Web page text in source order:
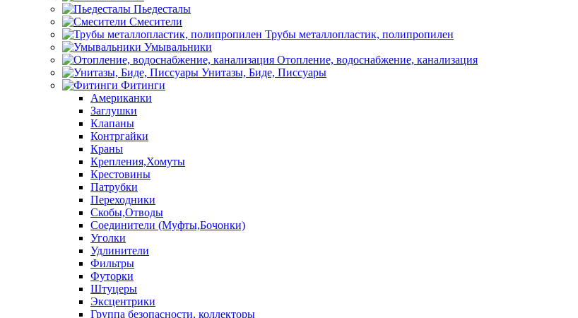
Пьедесталы
Смесители
Трубы металлопластик, полипропилен
Умывальники
Отопление, водоснабжение, канализация
Унитазы, Биде, Писсуары
Фитинги
Американки
Заглушки
Клапаны
Контргайки
Краны
Крепления,Хомуты
Крестовины
Патрубки
Переходники
Скобы,Отводы
Соединители (Муфты,Бочонки)
Уголки
Удлинители
Фильтры
Футорки
Штуцеры
Эксцентрики
Группа безопасности, коллекторы